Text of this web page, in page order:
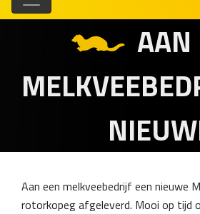
AAN
Aan een melkveebedrijf een nieuwe
rotorkopeg afgeleverd. Mooi op tijd